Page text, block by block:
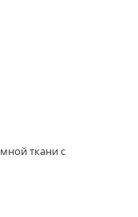
ткани с